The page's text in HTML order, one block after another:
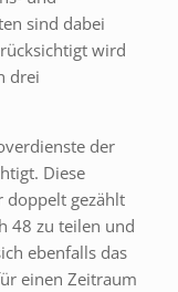
sind dabei
wird
drei
der
Diese
doppelt gezählt
48 zu teilen und
ebenfalls das
einen Zeitraum